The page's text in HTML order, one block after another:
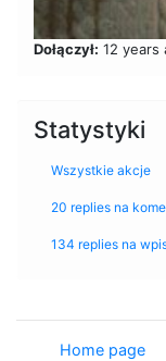
Dołączył: 12 years
Statystyki
Wszystkie akcje
20 replies na
134 replies na
Home page